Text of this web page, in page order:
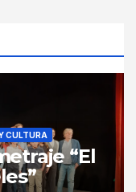
CULTURA
“El